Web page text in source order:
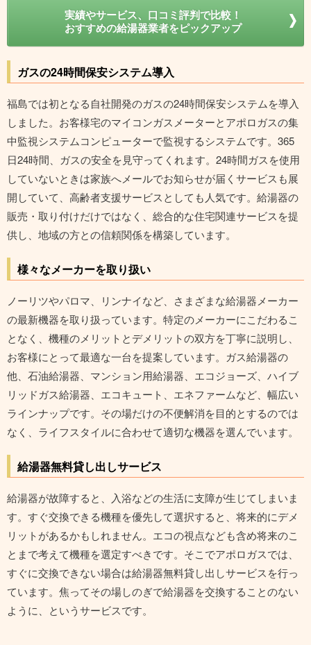
実績やサービス、口コミ評判で比較！
おすすめの給湯器業者をピックアップ
ガスの24時間保安システム導入
福島では初となる自社開発のガスの24時間保安システムを導入
しました。お客様宅のマイコンガスメーターとアポロガスの集
中監視システムコンピューターで監視するシステムです。365
日24時間、ガスの安全を見守ってくれます。24時間ガスを使用
していないときは家族へメールでお知らせが届くサービスも展
開していて、高齢者支援サービスとしても人気です。給湯器の
販売・取り付けだけではなく、総合的な住宅関連サービスを提
供し、地域の方との信頼関係を構築しています。
様々なメーカーを取り扱い
ノーリツやパロマ、リンナイなど、さまざまな給湯器メーカー
の最新機器を取り扱っています。特定のメーカーにこだわるこ
となく、機種のメリットとデメリットの双方を丁寧に説明し、
お客様にとって最適な一台を提案しています。ガス給湯器の
他、石油給湯器、マンション用給湯器、エコジョーズ、ハイブ
リッドガス給湯器、エコキュート、エネファームなど、幅広い
ラインナップです。その場だけの不便解消を目的とするのでは
なく、ライフスタイルに合わせて適切な機器を選んでいます。
給湯器無料貸し出しサービス
給湯器が故障すると、入浴などの生活に支障が生じてしまいま
す。すぐ交換できる機種を優先して選択すると、将来的にデメ
リットがあるかもしれません。エコの視点なども含め将来のこ
とまで考えて機種を選定すべきです。そこでアポロガスでは、
すぐに交換できない場合は給湯器無料貸し出しサービスを行っ
ています。焦ってその場しのぎで給湯器を交換することのない
ように、というサービスです。